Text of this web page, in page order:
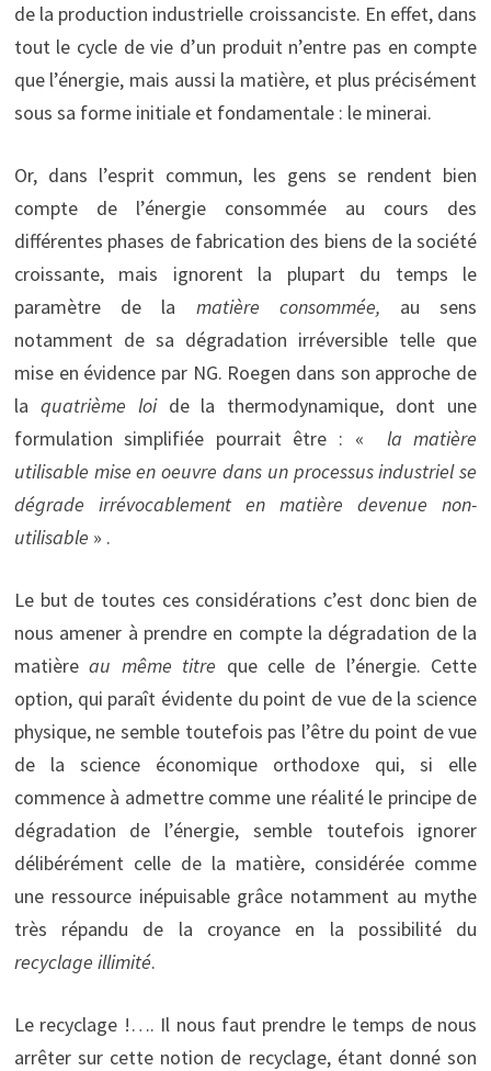
de la production industrielle croissanciste. En effet, dans
tout le cycle de vie d’un produit n’entre pas en compte
que l’énergie, mais aussi la matière, et plus précisément
sous sa forme initiale et fondamentale : le minerai.
Or, dans l’esprit commun, les gens se rendent bien
compte de l’énergie consommée au cours des
différentes phases de fabrication des biens de la société
croissante, mais ignorent la plupart du temps le
paramètre de la matière consommée, au sens
notamment de sa dégradation irréversible telle que
mise en évidence par NG. Roegen dans son approche de
la quatrième loide la thermodynamique, dont une
formulation simplifiée pourrait être : «
la matière
utilisable mise en oeuvre dans un processus industriel se
dégrade irrévocablement en matière devenue non-
utilisable » .
Le but de toutes ces considérations c’est donc bien de
nous amener à prendre en compte la dégradation de la
matièreau même titre que celle de l’énergie. Cette
option, qui paraît évidente du point de vue de la science
physique, ne semble toutefois pas l’être du point de vue
de la science économique orthodoxe qui, si elle
commence à admettre comme une réalité le principe de
dégradation de l’énergie, semble toutefois ignorer
délibérément celle de la matière, considérée comme
une ressource inépuisable grâce notamment au mythe
très répandu de la croyance en la possibilité du
recyclage illimité.
Le recyclage !…. Il nous faut prendre le temps de nous
arrêter sur cette notion de recyclage, étant donné son